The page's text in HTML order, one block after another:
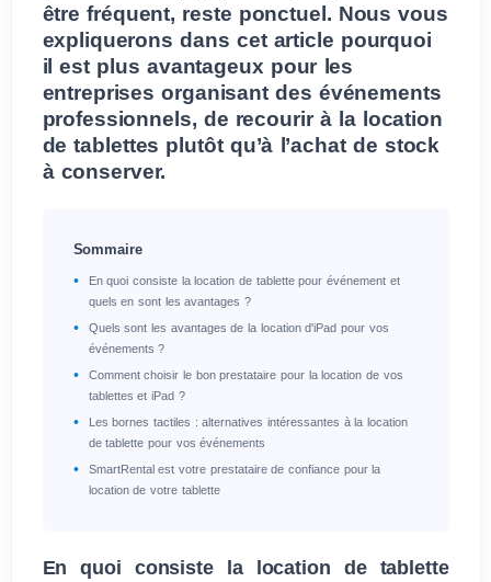
être fréquent, reste ponctuel. Nous vous
expliquerons dans cet article pourquoi
il est plus avantageux pour les
entreprises organisant des événements
professionnels, de recourir à la location
de tablettes plutôt qu’à l’achat de stock
à conserver.
Sommaire
En quoi consiste la location de tablette pour événement et
quels en sont les avantages ?
Quels sont les avantages de la location d'iPad pour vos
événements ?
Comment choisir le bon prestataire pour la location de vos
tablettes et iPad ?
Les bornes tactiles : alternatives intéressantes à la location
de tablette pour vos événements
SmartRental est votre prestataire de confiance pour la
location de votre tablette
En quoi consiste la location de tablette